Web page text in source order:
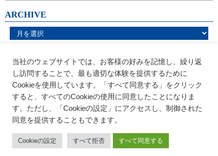
ARCHIVE
〒712-8058
TEL：086-444-7772 / FAX：086-444-7781
当社のウェブサイトでは、お客様の好みを記憶し、繰り返
し訪問することで、最も適切な体験を提供するために
Cookieを使用しています。「すべて同意する」をクリック
すると、すべてのCookieの使用に同意したことになりま
す。ただし、「Cookieの設定」にアクセスし、制御された
同意を提供することもできます。
Cookieの設定 すべて拒否 すべて同意する